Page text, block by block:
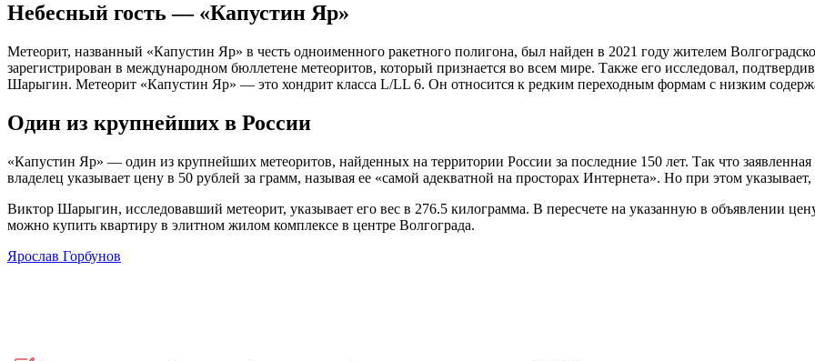
Небесный гость — «Капустин Яр»
Метеорит, названный «Капустин Яр» в честь одноименного ракетного полигона, был найден в 2021 году жителем
зарегистрирован в международном бюллетене метеоритов, который признается во всем мире. Также его исследовал,
Шарыгин. Метеорит «Капустин Яр» — это хондрит класса L/LL 6. Он относится к редким переходным формам с низким
Один из крупнейших в России
«Капустин Яр» — один из крупнейших метеоритов, найденных на территории России за последние 150 лет. Так что
владелец указывает цену в 50 рублей за грамм, называя ее «самой адекватной на просторах Интернета». Но при этом
Виктор Шарыгин, исследовавший метеорит, указывает его вес в 276.5 килограмма. В пересчете на указанную в объявлении
можно купить квартиру в элитном жилом комплексе в центре Волгограда.
Ярослав Горбунов